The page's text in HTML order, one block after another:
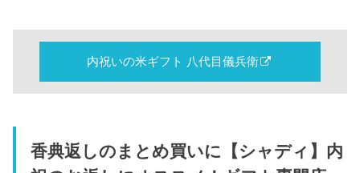
内祝いの米ギフト 八代目儀兵衛
香典返しのまとめ買いに【シャディ】内